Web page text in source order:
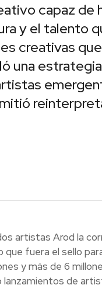
capaz de
y el talento
creativas
una
artistas Arod la
fuera el sello
y más de 6
de